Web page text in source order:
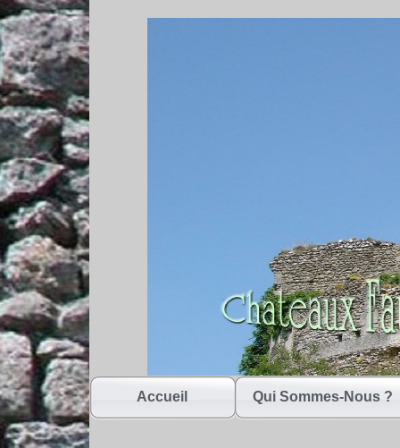
Accueil Qui Sommes-Nous ?